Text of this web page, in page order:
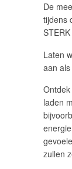
De
tijdens
Laten
aan
laden
zullen